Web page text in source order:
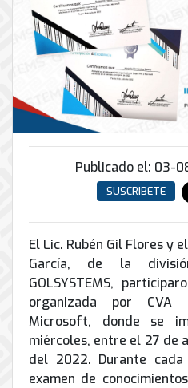
INFRAESTRUCTURA
Soporte
informático
Remoto
Sitio
Hiperconvergencia
Correo
Electrónico
conmutadores
IP
análogos
Enlaces
Inalámbricos
Instalación
Mantenimiento
Arriostradas
Equipos
para
videoconferencias
Renta
de
Servicio
de
Internet
y
peatonal
Automatización
Domótica
TV
Porteros
Interfonos
Tierra
física
pararrayos
Conector
de
envío
Antispam
Ciberseguridad
Conmutador
en
de
Computo
&
Almacenamiento
Publicado el: 03-
SUSCRIBETE
El Lic. Rubén Gil Flores y
García, de la
GOLSYSTEMS,
organizada por CVA
Microsoft, donde se
miércoles, entre el 27 de
del 2022. Durante
examen de